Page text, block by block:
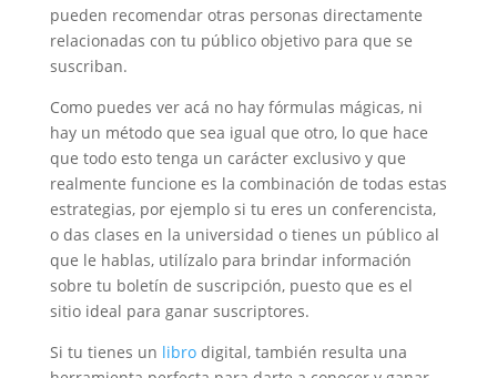
pueden recomendar otras personas directamente
relacionadas con tu público objetivo para que se
suscriban.
Como puedes ver acá no hay fórmulas mágicas, ni
hay un método que sea igual que otro, lo que hace
que todo esto tenga un carácter exclusivo y que
realmente funcione es la combinación de todas estas
estrategias, por ejemplo si tu eres un conferencista,
o das clases en la universidad o tienes un público al
que le hablas, utilízalo para brindar información
sobre tu boletín de suscripción, puesto que es el
sitio ideal para ganar suscriptores.
Si tu tienes un librodigital, también resulta una